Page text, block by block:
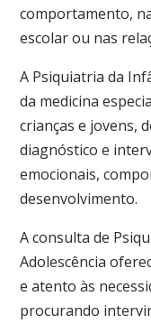
comportamento,
escolar ou nas
A Psiquiatria da
da medicina
crianças e jovens,
diagnóstico e
emocionais,
desenvolvimento.
A consulta de
Adolescência
e atento às
procurando